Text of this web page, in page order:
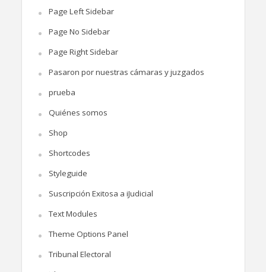
Page Left Sidebar
Page No Sidebar
Page Right Sidebar
Pasaron por nuestras cámaras y juzgados
prueba
Quiénes somos
Shop
Shortcodes
Styleguide
Suscripción Exitosa a iJudicial
Text Modules
Theme Options Panel
Tribunal Electoral